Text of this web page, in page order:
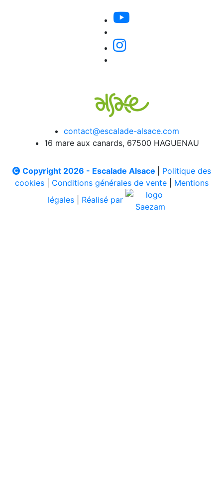
contact@escalade-alsace.com
16 mare aux canards, 67500 HAGUENAU
Copyright 2026 - Escalade Alsace
Politique des
cookies| Conditions générales de vente| Mentions
légales
Réalisé par